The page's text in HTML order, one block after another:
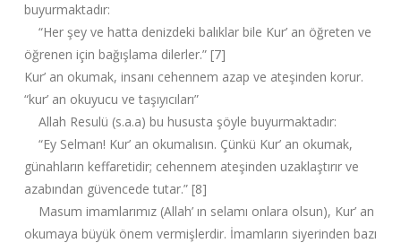
buyurmaktadır:
“Her şey ve hatta denizdeki balıklar bile Kur’ an öğreten ve
öğrenen için bağışlama dilerler.” [7]
Kur’ an okumak, insanı cehennem azap ve ateşinden korur.
“kur’ an okuyucu ve taşıyıcıları”
Allah Resulü (s.a.a) bu hususta şöyle buyurmaktadır:
“Ey Selman! Kur’ an okumalısın. Çünkü Kur’ an okumak,
günahların keffaretidir; cehennem ateşinden uzaklaştırır ve
azabından güvencede tutar.” [8]
Masum imamlarımız (Allah’ ın selamı onlara olsun), Kur’ an
okumaya büyük önem vermişlerdir. İmamların siyerinden bazı